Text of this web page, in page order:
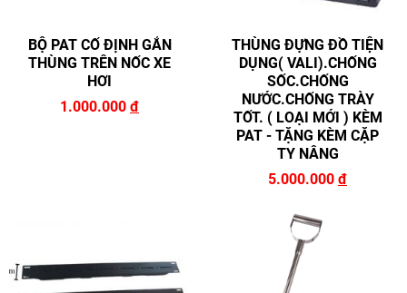
BỘ PAT CỐ ĐỊNH GẮN
THÙNG TRÊN NỐC XE
HƠI
1.000.000 đ
THÙNG ĐỰNG ĐỒ TIỆN
DỤNG( VALI).CHỐNG
SỐC.CHỐNG
NƯỚC.CHỐNG TRÀY
TỐT. ( LOẠI MỚI ) KÈM
PAT - TẶNG KÈM CẶP
TY NÂNG
5.000.000 đ